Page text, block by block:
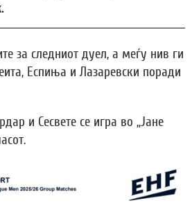
за следниот дуел, а меѓу нив ги
Еспиња и Лазаревски поради
и Сесвете се игра во „Јане